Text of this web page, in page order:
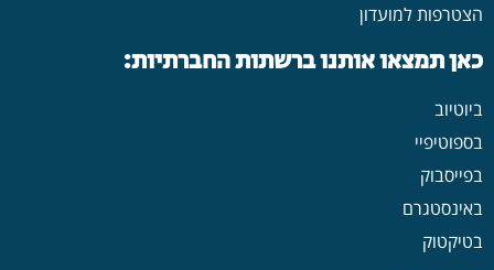
הצטרפות למועדון
כאן תמצאו אותנו ברשתות החברתיות:
ביוטיוב
בספוטיפיי
בפייסבוק
באינסטגרם
בטיקטוק